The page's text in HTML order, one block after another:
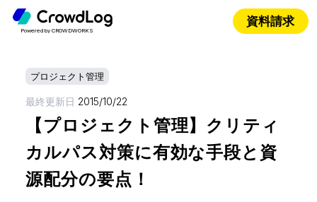
Powered by CROWDWORKS
資料請求
プロジェクト管理
最終更新日 2015/10/22
【プロジェクト管理】クリティ
カルパス対策に有効な手段と資
源配分の要点！